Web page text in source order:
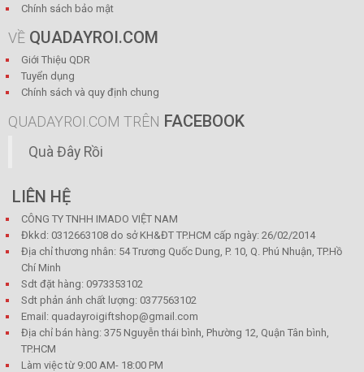
Chính sách bảo mật
VỀ QUADAYROI.COM
Giới Thiệu QDR
Tuyển dụng
Chính sách và quy định chung
QUADAYROI.COM TRÊN FACEBOOK
Quà Đây Rồi
LIÊN HỆ
CÔNG TY TNHH IMADO VIỆT NAM
Đkkd: 0312663108 do sở KH&ĐT TP.HCM cấp ngày: 26/02/2014
Địa chỉ thương nhân: 54 Trương Quốc Dung, P. 10, Q. Phú Nhuận, TP.Hồ
Chí Minh
Sdt đặt hàng: 0973353102
Sdt phản ánh chất lượng: 0377563102
Email: quadayroigiftshop@gmail.com
Địa chỉ bán hàng: 375 Nguyễn thái bình, Phường 12, Quận Tân bình,
TP.HCM
Làm việc từ 9:00 AM- 18:00 PM